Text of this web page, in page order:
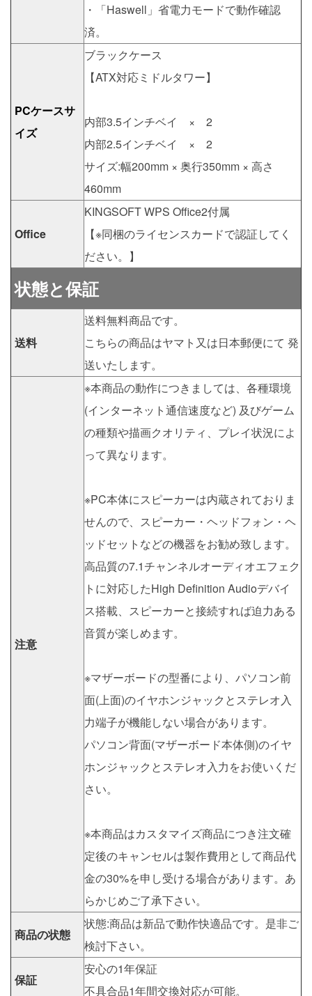
・「Haswell」省電力モードで動作確認
済。
PCケースサ
イズ
ブラックケース
【ATX対応ミドルタワー】
内部3.5インチベイ × 2
内部2.5インチベイ × 2
サイズ:幅200mm × 奥行350mm × 高さ
460mm
Office
KINGSOFT WPS Office2付属
【※同梱のライセンスカードで認証してく
ださい。】
状態と保証
送料
送料無料商品です。
こちらの商品はヤマト又は日本郵便にて 発
送いたします。
注意
※本商品の動作につきましては、各種環境
(インターネット通信速度など) 及びゲーム
の種類や描画クオリティ、プレイ状況によ
って異なります。
※PC本体にスピーカーは内蔵されておりま
せんので、スピーカー・ヘッドフォン・ヘ
ッドセットなどの機器をお勧め致します。
高品質の7.1チャンネルオーディオエフェク
トに対応したHigh Definition Audioデバイ
ス搭載、スピーカーと接続すれば迫力ある
音質が楽しめます。
※マザーボードの型番により、パソコン前
面(上面)のイヤホンジャックとステレオ入
力端子が機能しない場合があります。
パソコン背面(マザーボード本体側)のイヤ
ホンジャックとステレオ入力をお使いくだ
さい。
※本商品はカスタマイズ商品につき注文確
定後のキャンセルは製作費用として商品代
金の30%を申し受ける場合があります。あ
らかじめご了承下さい。
商品の状態
状態:商品は新品で動作快適品です。是非ご
検討下さい。
保証
安心の1年保証
不具合品1年間交換対応が可能。